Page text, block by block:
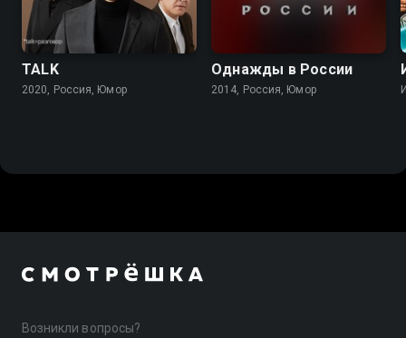
TALK
2020, Россия, Юмор
Однажды в России
2014, Россия, Юмор
Возникли вопросы?